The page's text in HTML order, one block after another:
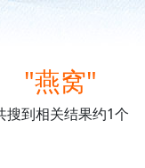
"燕窝"
搜到相关结果约1个